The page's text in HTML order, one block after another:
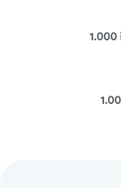
1.000